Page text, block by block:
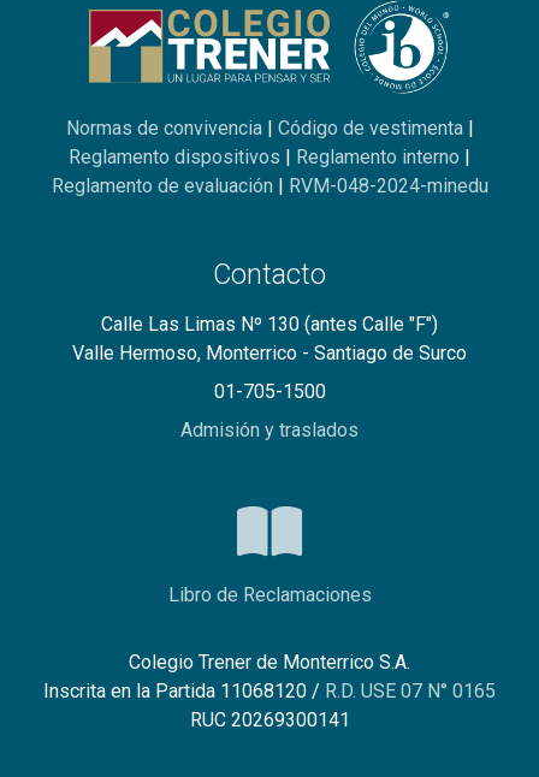
Normas de convivencia | Código de vestimenta |
Reglamento dispositivos | Reglamento interno |
Reglamento de evaluación | RVM-048-2024-minedu
Contacto
Calle Las Limas Nº 130 (antes Calle "F")
Valle Hermoso, Monterrico - Santiago de Surco
01-705-1500
Admisión y traslados
Libro de Reclamaciones
Colegio Trener de Monterrico S.A.
Inscrita en la Partida 11068120 / R.D. USE 07 N° 0165
RUC 20269300141